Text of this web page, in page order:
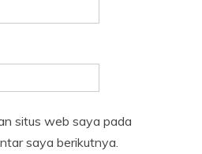
situs web saya pada
saya berikutnya.